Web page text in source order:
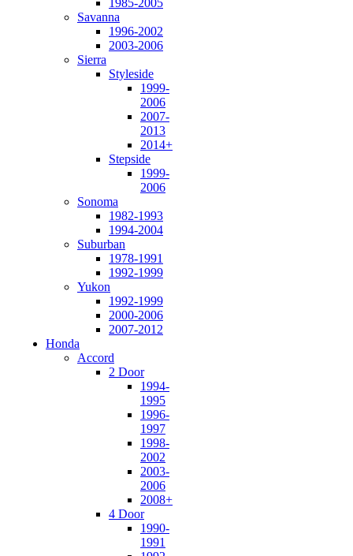
1985-2005
Savanna
1996-2002
2003-2006
Sierra
Styleside
1999-
2006
2007-
2013
2014+
Stepside
1999-
2006
Sonoma
1982-1993
1994-2004
Suburban
1978-1991
1992-1999
Yukon
1992-1999
2000-2006
2007-2012
Honda
Accord
2 Door
1994-
1995
1996-
1997
1998-
2002
2003-
2006
2008+
4 Door
1990-
1991